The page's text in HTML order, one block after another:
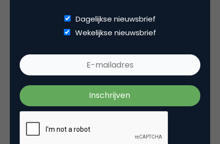
media
Zou top zijn Serge!
Overigens, met Nederlandse partijen als
Hyves, Eccky maar ook web-log.nl, startpagina
en marktplaats zou je toch denken dat er in
Dagelijkse nieuwsbrief
Wekelijkse nieuwsbrief